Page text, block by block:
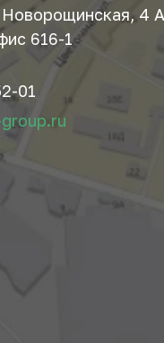
01
4
616-1